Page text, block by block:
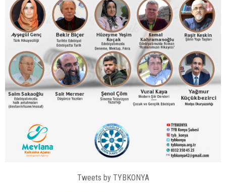
Tweets by TYBKONYA